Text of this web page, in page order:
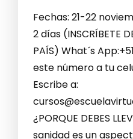
Fechas: 21-22
2 días (INSCRÍBETE
PAÍS) What´s
este número a tu
Escribe a:
¿PORQUE DEBES
sanidad es un